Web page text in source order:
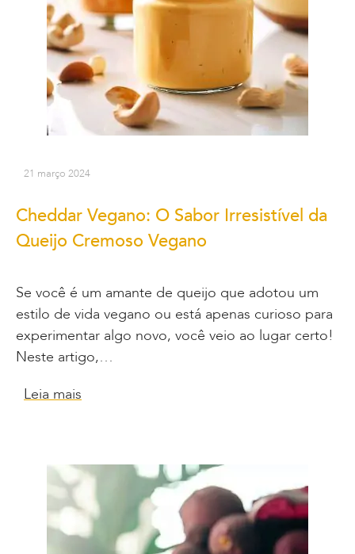
21 março 2024
Cheddar Vegano: O Sabor Irresistível da
Queijo Cremoso Vegano
Se você é um amante de queijo que adotou um
estilo de vida vegano ou está apenas curioso para
experimentar algo novo, você veio ao lugar certo!
Neste artigo,…
Leia mais